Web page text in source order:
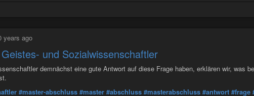
years ago
und Sozialwissenschaftler
demnächst eine gute Antwort auf diese Frage haben, erklären wir, was
#master-abschluss #master #abschluss #masterabschluss #antwort #frage